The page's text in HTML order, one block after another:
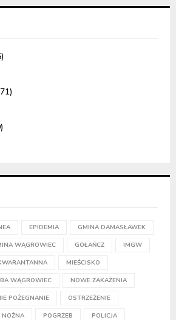
EPIDEMIA GMINA DAMASŁAWEK
WĄGROWIEC GOŁAŃCZ IMGW
MIEŚCISKO
WĄGROWIEC NOWE ZAKAŻENIA
POŻEGNANIE OSTRZEŻENIE
NOŻNA POGRZEB POLICJA